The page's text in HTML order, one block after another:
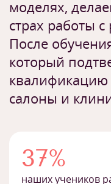
моделях,
страх работы
После
который
квалификацию
салоны и
37%
наших учеников